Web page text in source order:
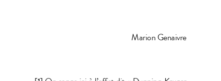
Marion Genaivre